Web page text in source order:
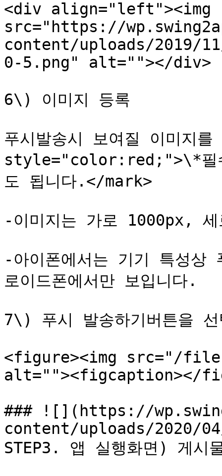
<div align="left"><img
src="https://
content/uploads/2019/11/
0-5.png" alt=""></div>
6\) 이미지 등록
푸시발송시 보여질 이미지
style="color:red;">\*필수
도 됩니다.</mark>
-이미지는 가로 1000px,
-아이폰에서는 기기 특성상
로이드폰에서만 보입니다.
7\) 푸시 발송하기버튼을
<figure><img src="/
alt=""><figcaption></
### ![](https://
content/uploads/2020/04/
STEP3. 앱 실행화면) 게시